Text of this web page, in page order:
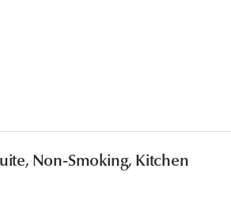
Non-Smoking, Kitchen